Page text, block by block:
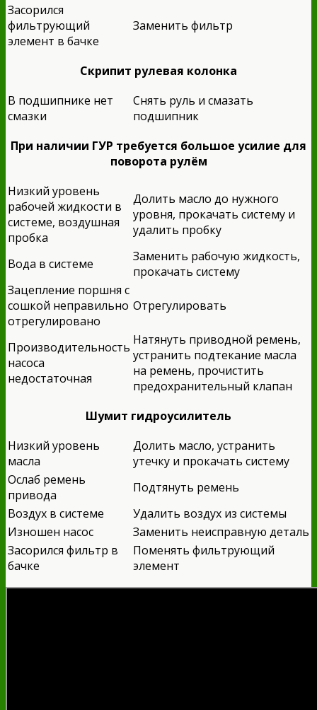
Засорился
фильтрующий
элемент в бачке
Заменить фильтр
Скрипит рулевая колонка
В подшипнике нет
смазки
Снять руль и смазать
подшипник
При наличии ГУР требуется большое усилие для
поворота рулём
Низкий уровень
рабочей жидкости в
системе, воздушная
пробка
Долить масло до нужного
уровня, прокачать систему и
удалить пробку
Вода в системе
Заменить рабочую жидкость,
прокачать систему
Зацепление поршня с
сошкой неправильно
отрегулировано
Отрегулировать
Производительность
насоса
недостаточная
Натянуть приводной ремень,
устранить подтекание масла
на ремень, прочистить
предохранительный клапан
Шумит гидроусилитель
Низкий уровень
масла
Долить масло, устранить
утечку и прокачать систему
Ослаб ремень
привода
Подтянуть ремень
Воздух в системе
Удалить воздух из системы
Изношен насос
Заменить неисправную деталь
Засорился фильтр в
бачке
Поменять фильтрующий
элемент